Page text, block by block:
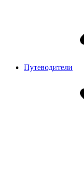
Путеводители